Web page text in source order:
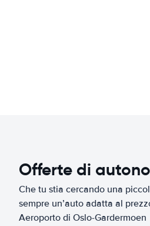
Offerte di
Che tu stia cercando una
sempre un’auto adatta al
Aeroporto di Oslo-Gardermoen